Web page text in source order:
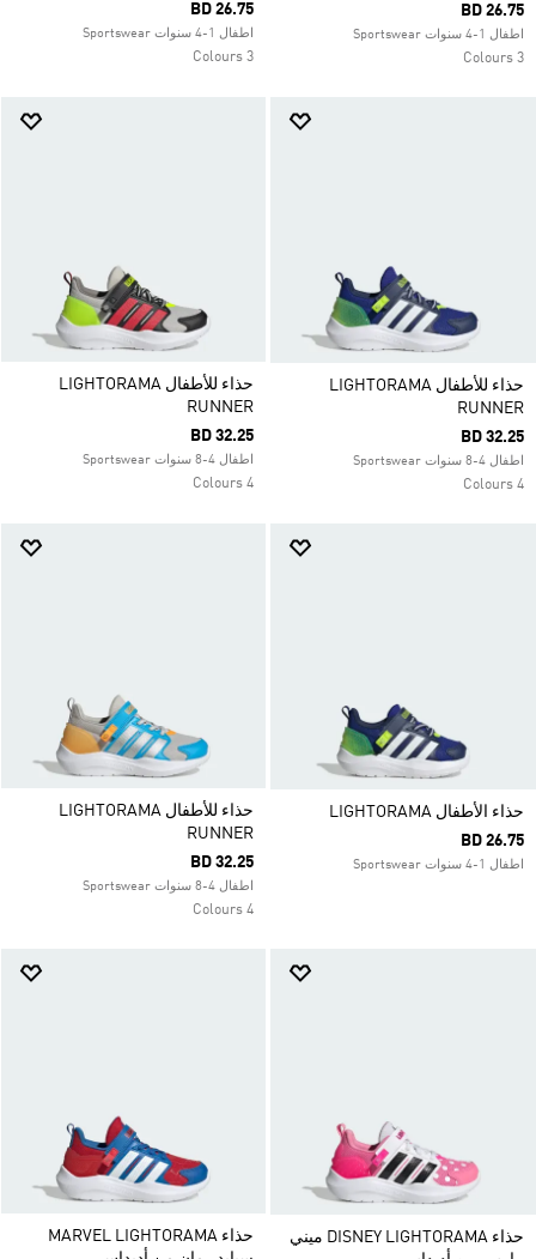
BD 26.75
اطفال 1-4 سنوات Sportswear
3 Colours
BD 26.75
اطفال 1-4 سنوات Sportswear
3 Colours
حذاء للأطفال LIGHTORAMA
RUNNER
BD 32.25
اطفال 4-8 سنوات Sportswear
4 Colours
حذاء للأطفال LIGHTORAMA
RUNNER
BD 32.25
اطفال 4-8 سنوات Sportswear
4 Colours
حذاء الأطفال LIGHTORAMA
BD 26.75
اطفال 1-4 سنوات Sportswear
حذاء للأطفال LIGHTORAMA
RUNNER
BD 32.25
اطفال 4-8 سنوات Sportswear
4 Colours
حذاء DISNEY LIGHTORAMA ميني
حذاء MARVEL LIGHTORAMA